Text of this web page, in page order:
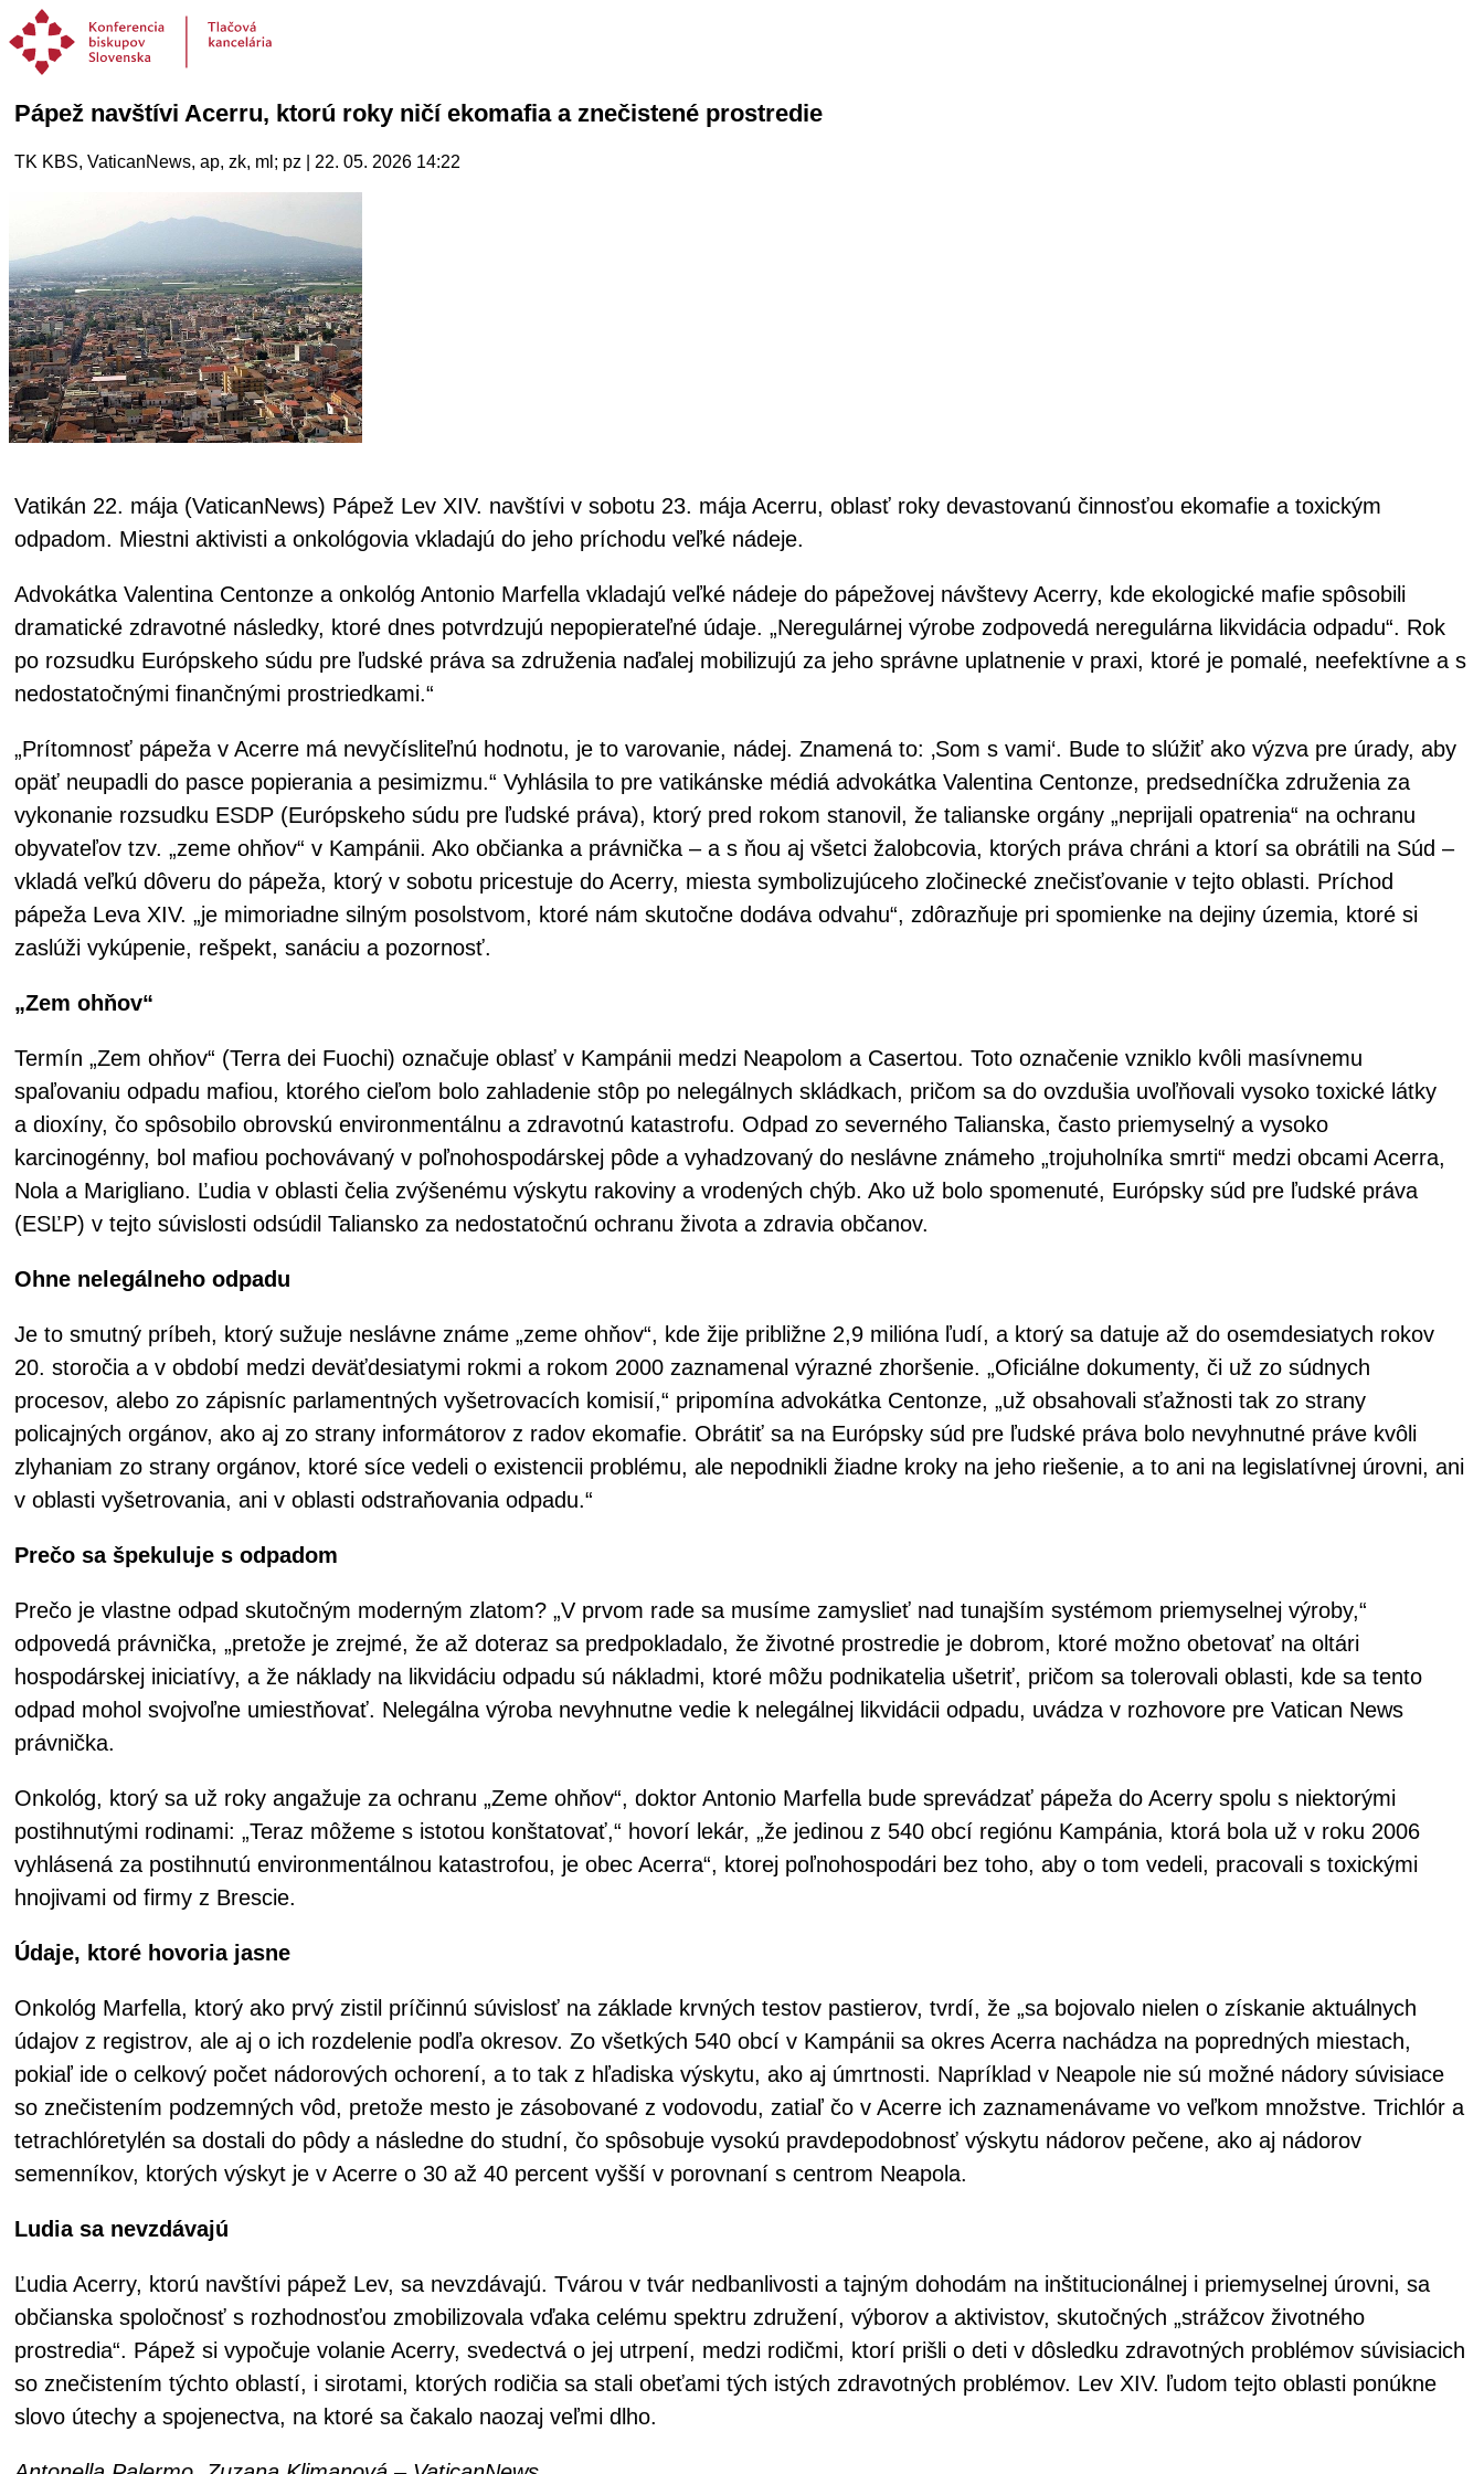
Pápež navštívi Acerru, ktorú roky ničí ekomafia a znečistené prostredie
TK KBS, VaticanNews, ap, zk, ml; pz | 22. 05. 2026 14:22
Vatikán 22. mája (VaticanNews) Pápež Lev XIV. navštívi v sobotu 23. mája Acerru, oblasť roky devastovanú činnosťou ekomafie a toxickým
odpadom. Miestni aktivisti a onkológovia vkladajú do jeho príchodu veľké nádeje.
Advokátka Valentina Centonze a onkológ Antonio Marfella vkladajú veľké nádeje do pápežovej návštevy Acerry, kde ekologické mafie spôsobili
dramatické zdravotné následky, ktoré dnes potvrdzujú nepopierateľné údaje. „Neregulárnej výrobe zodpovedá neregulárna likvidácia odpadu“. Rok
po rozsudku Európskeho súdu pre ľudské práva sa združenia naďalej mobilizujú za jeho správne uplatnenie v praxi, ktoré je pomalé, neefektívne a s
nedostatočnými finančnými prostriedkami.“
„Prítomnosť pápeža v Acerre má nevyčísliteľnú hodnotu, je to varovanie, nádej. Znamená to: ‚Som s vami‘. Bude to slúžiť ako výzva pre úrady, aby
opäť neupadli do pasce popierania a pesimizmu.“ Vyhlásila to pre vatikánske médiá advokátka Valentina Centonze, predsedníčka združenia za
vykonanie rozsudku ESDP (Európskeho súdu pre ľudské práva), ktorý pred rokom stanovil, že talianske orgány „neprijali opatrenia“ na ochranu
obyvateľov tzv. „zeme ohňov“ v Kampánii. Ako občianka a právnička – a s ňou aj všetci žalobcovia, ktorých práva chráni a ktorí sa obrátili na Súd –
vkladá veľkú dôveru do pápeža, ktorý v sobotu pricestuje do Acerry, miesta symbolizujúceho zločinecké znečisťovanie v tejto oblasti. Príchod
pápeža Leva XIV. „je mimoriadne silným posolstvom, ktoré nám skutočne dodáva odvahu“, zdôrazňuje pri spomienke na dejiny územia, ktoré si
zaslúži vykúpenie, rešpekt, sanáciu a pozornosť.
„Zem ohňov“
Termín „Zem ohňov“ (Terra dei Fuochi) označuje oblasť v Kampánii medzi Neapolom a Casertou. Toto označenie vzniklo kvôli masívnemu
spaľovaniu odpadu mafiou, ktorého cieľom bolo zahladenie stôp po nelegálnych skládkach, pričom sa do ovzdušia uvoľňovali vysoko toxické látky
a dioxíny, čo spôsobilo obrovskú environmentálnu a zdravotnú katastrofu. Odpad zo severného Talianska, často priemyselný a vysoko
karcinogénny, bol mafiou pochovávaný v poľnohospodárskej pôde a vyhadzovaný do neslávne známeho „trojuholníka smrti“ medzi obcami Acerra,
Nola a Marigliano. Ľudia v oblasti čelia zvýšenému výskytu rakoviny a vrodených chýb. Ako už bolo spomenuté, Európsky súd pre ľudské práva
(ESĽP) v tejto súvislosti odsúdil Taliansko za nedostatočnú ochranu života a zdravia občanov.
Ohne nelegálneho odpadu
Je to smutný príbeh, ktorý sužuje neslávne známe „zeme ohňov“, kde žije približne 2,9 milióna ľudí, a ktorý sa datuje až do osemdesiatych rokov
20. storočia a v období medzi deväťdesiatymi rokmi a rokom 2000 zaznamenal výrazné zhoršenie. „Oficiálne dokumenty, či už zo súdnych
procesov, alebo zo zápisníc parlamentných vyšetrovacích komisií,“ pripomína advokátka Centonze, „už obsahovali sťažnosti tak zo strany
policajných orgánov, ako aj zo strany informátorov z radov ekomafie. Obrátiť sa na Európsky súd pre ľudské práva bolo nevyhnutné práve kvôli
zlyhaniam zo strany orgánov, ktoré síce vedeli o existencii problému, ale nepodnikli žiadne kroky na jeho riešenie, a to ani na legislatívnej úrovni, ani
v oblasti vyšetrovania, ani v oblasti odstraňovania odpadu.“
Prečo sa špekuluje s odpadom
Prečo je vlastne odpad skutočným moderným zlatom? „V prvom rade sa musíme zamyslieť nad tunajším systémom priemyselnej výroby,“
odpovedá právnička, „pretože je zrejmé, že až doteraz sa predpokladalo, že životné prostredie je dobrom, ktoré možno obetovať na oltári
hospodárskej iniciatívy, a že náklady na likvidáciu odpadu sú nákladmi, ktoré môžu podnikatelia ušetriť, pričom sa tolerovali oblasti, kde sa tento
odpad mohol svojvoľne umiestňovať. Nelegálna výroba nevyhnutne vedie k nelegálnej likvidácii odpadu, uvádza v rozhovore pre Vatican News
právnička.
Onkológ, ktorý sa už roky angažuje za ochranu „Zeme ohňov“, doktor Antonio Marfella bude sprevádzať pápeža do Acerry spolu s niektorými
postihnutými rodinami: „Teraz môžeme s istotou konštatovať,“ hovorí lekár, „že jedinou z 540 obcí regiónu Kampánia, ktorá bola už v roku 2006
vyhlásená za postihnutú environmentálnou katastrofou, je obec Acerra“, ktorej poľnohospodári bez toho, aby o tom vedeli, pracovali s toxickými
hnojivami od firmy z Brescie.
Údaje, ktoré hovoria jasne
Onkológ Marfella, ktorý ako prvý zistil príčinnú súvislosť na základe krvných testov pastierov, tvrdí, že „sa bojovalo nielen o získanie aktuálnych
údajov z registrov, ale aj o ich rozdelenie podľa okresov. Zo všetkých 540 obcí v Kampánii sa okres Acerra nachádza na popredných miestach,
pokiaľ ide o celkový počet nádorových ochorení, a to tak z hľadiska výskytu, ako aj úmrtnosti. Napríklad v Neapole nie sú možné nádory súvisiace
so znečistením podzemných vôd, pretože mesto je zásobované z vodovodu, zatiaľ čo v Acerre ich zaznamenávame vo veľkom množstve. Trichlór a
tetrachlóretylén sa dostali do pôdy a následne do studní, čo spôsobuje vysokú pravdepodobnosť výskytu nádorov pečene, ako aj nádorov
semenníkov, ktorých výskyt je v Acerre o 30 až 40 percent vyšší v porovnaní s centrom Neapola.
Ludia sa nevzdávajú
Ľudia Acerry, ktorú navštívi pápež Lev, sa nevzdávajú. Tvárou v tvár nedbanlivosti a tajným dohodám na inštitucionálnej i priemyselnej úrovni, sa
občianska spoločnosť s rozhodnosťou zmobilizovala vďaka celému spektru združení, výborov a aktivistov, skutočných „strážcov životného
prostredia“. Pápež si vypočuje volanie Acerry, svedectvá o jej utrpení, medzi rodičmi, ktorí prišli o deti v dôsledku zdravotných problémov súvisiacich
so znečistením týchto oblastí, i sirotami, ktorých rodičia sa stali obeťami tých istých zdravotných problémov. Lev XIV. ľudom tejto oblasti ponúkne
slovo útechy a spojenectva, na ktoré sa čakalo naozaj veľmi dlho.